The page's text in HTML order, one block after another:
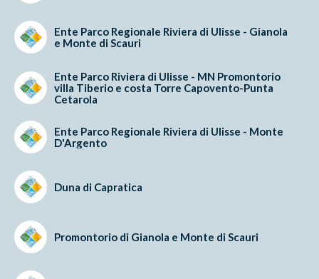
Ente Parco Regionale Riviera di Ulisse - Gianola
e Monte di Scauri
Ente Parco Riviera di Ulisse - MN Promontorio
villa Tiberio e costa Torre Capovento-Punta
Cetarola
Ente Parco Regionale Riviera di Ulisse - Monte
D'Argento
Duna di Capratica
Promontorio di Gianola e Monte di Scauri